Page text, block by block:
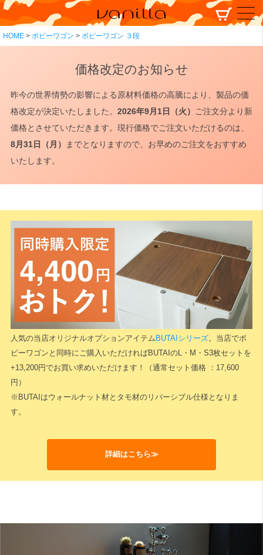
HOME ボビーワゴン ボビーワゴン ３段
検索
価格改定のお知らせ
昨今の世界情勢の影響による原材料価格の高騰により、製品の価
格改定が決定いたしました。 2026年9月1日（火）
ご注文分より新
価格とさせていただきます。現行価格でご注文いただけるのは、
8月31日（月）
までとなりますので、お早めのご注文をおすすめ
いたします。
人気の当店オリジナルオプションアイテム BUTAIシリーズ。当店でボ
ビーワゴンと同時にご購入いただければBUTAIのL・M・S3枚セットを
+13,200円でお買い求めいただけます！（通常セット価格 ：17,600
円）
※BUTAIはウォールナット材とタモ材のリバーシブル仕様となりま
す。
詳細はこちら≫